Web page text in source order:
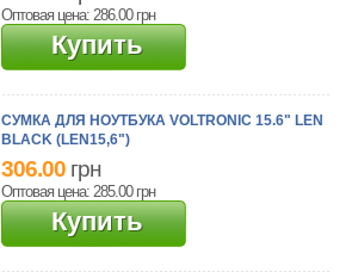
Оптовая цена: 286.00 грн
Купить
СУМКА ДЛЯ НОУТБУКА VOLTRONIC 15.6" LEN
BLACK (LEN15,6")
306.00 грн
Оптовая цена: 285.00 грн
Купить